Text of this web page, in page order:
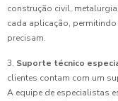
construção civil,
cada aplicação,
precisam.
3. Suporte técnico
clientes contam com um
A equipe de especialistas